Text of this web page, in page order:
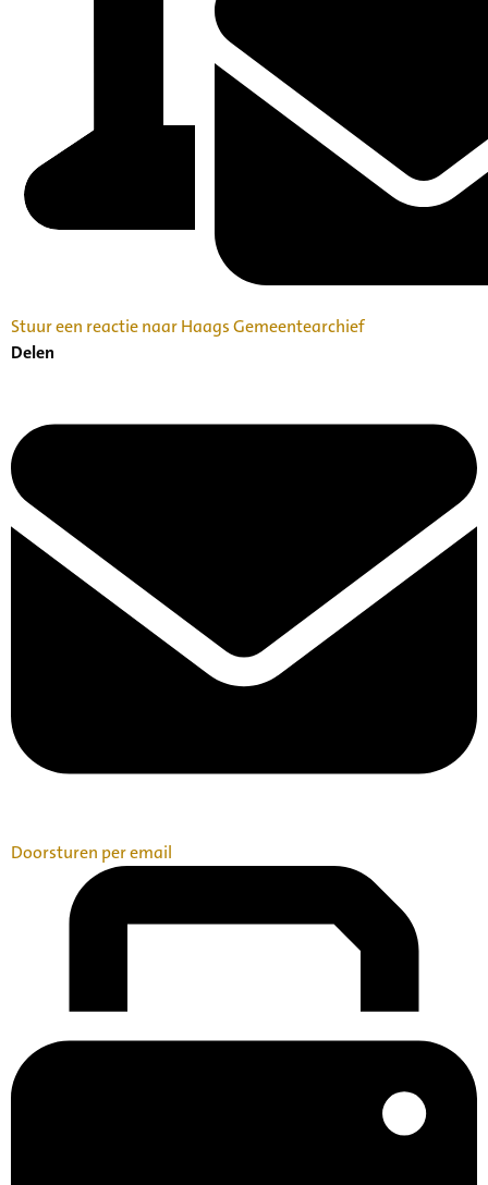
Stuur een reactie naar Haags Gemeentearchief
Delen
Doorsturen per email